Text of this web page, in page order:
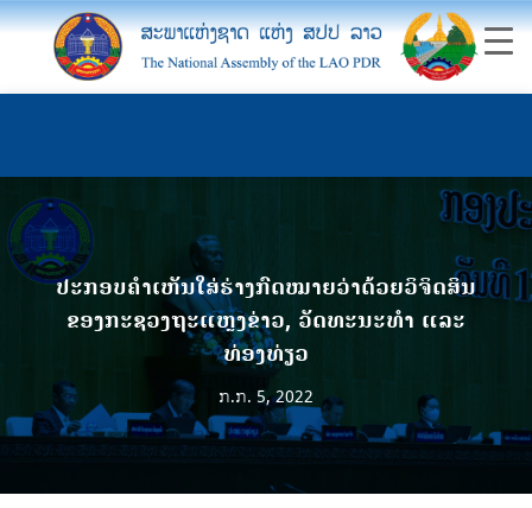
ປະກອບຄຳເຫັນໃສ່ຮ່າງກົດໝາຍວ່າດ້ວຍວິຈິດສິນ
ຂອງກະຊວງຖະແຫຼງຂ່າວ, ວັດທະນະທຳ ແລະ
ທ່ອງທ່ຽວ
ກ.ກ. 5, 2022